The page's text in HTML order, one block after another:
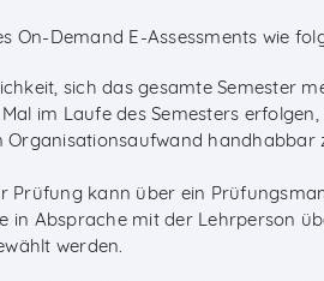
On-Demand E-Assessments wie
sich das gesamte Semester
im Laufe des Semesters
Organisationsaufwand handhabbar
Prüfung kann über ein
in Absprache mit der Lehrperson
werden.